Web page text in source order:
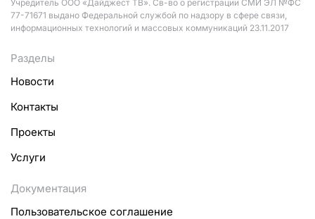
Учредитель ООО «Дайджест ТВ». Св-во о регистрации СМИ ЭЛ №ФС
77-71671 выдано Федеральной службой по надзору в сфере связи,
информационных технологий и массовых коммуникаций 23.11.2017
Разделы
Новости
Контакты
Проекты
Услуги
Документация
Пользовательское соглашение